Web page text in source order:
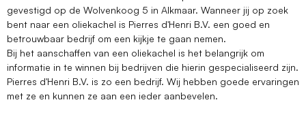
gevestigd op de Wolvenkoog 5 in Alkmaar. Wanneer jij op zoek
bent naar een oliekachel is Pierres d'Henri B.V. een goed en
betrouwbaar bedrijf om een kijkje te gaan nemen.
Bij het aanschaffen van een oliekachel is het belangrijk om
informatie in te winnen bij bedrijven die hierin gespecialiseerd zijn.
Pierres d'Henri B.V. is zo een bedrijf. Wij hebben goede ervaringen
met ze en kunnen ze aan een ieder aanbevelen.